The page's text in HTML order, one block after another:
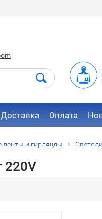
Доставка Оплата
ленты и гирлянды
220V